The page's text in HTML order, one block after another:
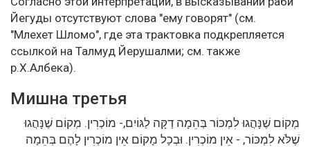
Йегуды отсутствуют слова "ему говорят" (см.
"Млехет Шломо", где эта трактовка подкрепляется
ссылкой на Талмуд Йерушалми; см. также
р.Х.Албека).
Мишна третья
מְקוֹם שֶׁנָּהֲגוּ לִמְכּוֹר בְּהֵמָה דַקָּה לַגּוֹיִם,- מוֹכְרִין. מְקוֹם שֶׁנָּהֲגוּ
שֶׁלֹּא לִמְכּוֹר, - אֵין מוֹכְרִין. וּבְכָל מָקוֹם אֵין מוֹכְרִין לָהֶם בְּהֵמָה